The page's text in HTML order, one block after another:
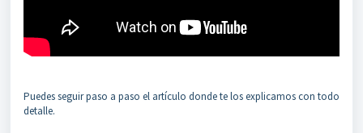
Puedes seguir paso a paso el artículo donde te los explicamos con todo
detalle.